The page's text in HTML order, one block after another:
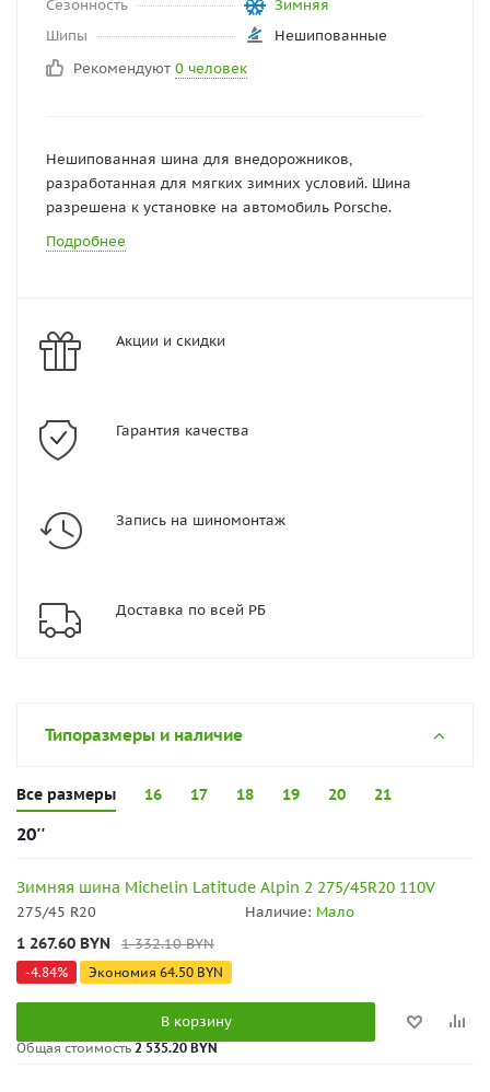
Сезонность
Зимняя
Шипы
Нешипованные
Рекомендуют 0 человек
Нешипованная шина для внедорожников,
разработанная для мягких зимних условий. Шина
разрешена к установке на автомобиль Porsche.
Подробнее
Акции и скидки
Гарантия качества
Запись на шиномонтаж
Доставка по всей РБ
Типоразмеры и наличие
Все размеры 16 17 18 19 20 21
20''
Зимняя шина Michelin Latitude Alpin 2 275/45R20 110V
275/45 R20 Наличие: Мало
1 267.60 BYN 1 332.10BYN
-4.84% Экономия 64.50 BYN
В корзину
Общая стоимость 2 535.20 BYN